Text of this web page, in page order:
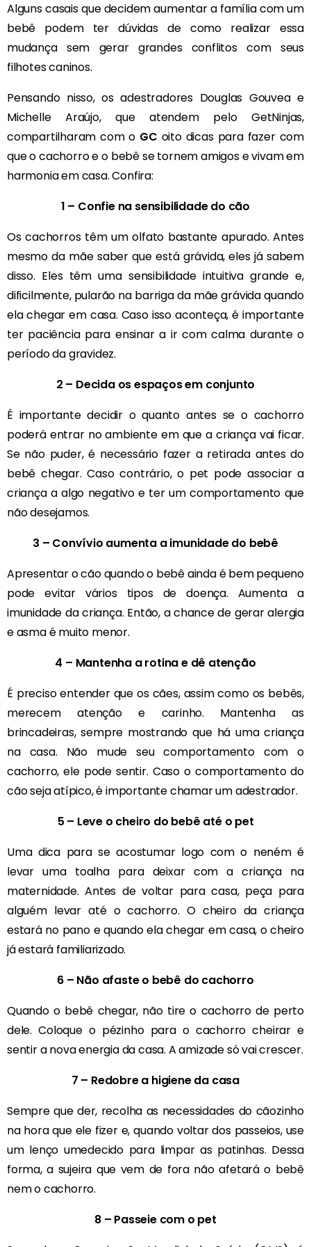
Alguns casais que decidem aumentar a família com um
bebê podem ter dúvidas de como realizar essa
mudança sem gerar grandes conflitos com seus
filhotes caninos.
Pensando nisso, os adestradores Douglas Gouvea e
Michelle Araújo, que atendem pelo GetNinjas,
compartilharam com o GC oito dicas para fazer com
que o cachorro e o bebê se tornem amigos e vivam em
harmonia em casa. Confira:
1 – Confie na sensibilidade do cão
Os cachorros têm um olfato bastante apurado. Antes
mesmo da mãe saber que está grávida, eles já sabem
disso. Eles têm uma sensibilidade intuitiva grande e,
dificilmente, pularão na barriga da mãe grávida quando
ela chegar em casa. Caso isso aconteça, é importante
ter paciência para ensinar a ir com calma durante o
período da gravidez.
2 – Decida os espaços em conjunto
É importante decidir o quanto antes se o cachorro
poderá entrar no ambiente em que a criança vai ficar.
Se não puder, é necessário fazer a retirada antes do
bebê chegar. Caso contrário, o pet pode associar a
criança a algo negativo e ter um comportamento que
não desejamos.
3 – Convívio aumenta a imunidade do bebê
Apresentar o cão quando o bebê ainda é bem pequeno
pode evitar vários tipos de doença. Aumenta a
imunidade da criança. Então, a chance de gerar alergia
e asma é muito menor.
4 – Mantenha a rotina e dê atenção
É preciso entender que os cães, assim como os bebês,
merecem atenção e carinho. Mantenha as
brincadeiras, sempre mostrando que há uma criança
na casa. Não mude seu comportamento com o
cachorro, ele pode sentir. Caso o comportamento do
cão seja atípico, é importante chamar um adestrador.
5 – Leve o cheiro do bebê até o pet
Uma dica para se acostumar logo com o neném é
levar uma toalha para deixar com a criança na
maternidade. Antes de voltar para casa, peça para
alguém levar até o cachorro. O cheiro da criança
estará no pano e quando ela chegar em casa, o cheiro
já estará familiarizado.
6 – Não afaste o bebê do cachorro
Quando o bebê chegar, não tire o cachorro de perto
dele. Coloque o pézinho para o cachorro cheirar e
sentir a nova energia da casa. A amizade só vai crescer.
7 – Redobre a higiene da casa
Sempre que der, recolha as necessidades do cãozinho
na hora que ele fizer e, quando voltar dos passeios, use
um lenço umedecido para limpar as patinhas. Dessa
forma, a sujeira que vem de fora não afetará o bebê
nem o cachorro.
8 – Passeie com o pet